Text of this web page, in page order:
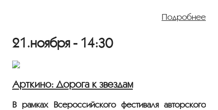
картинах ярко передана романтика космических
путешествий, фантазия и надежда на новые
Фильм представит президент фестиваля «Арткино»
Тютин Сергей Викторович.
Фильм демонстрируется с цифрового носителя из
Режиссер: Василий Журавлев
Подробнее
21.ноября - 14:30
Арткино: Дорога к звездам
В рамках Всероссийского фестиваля авторского